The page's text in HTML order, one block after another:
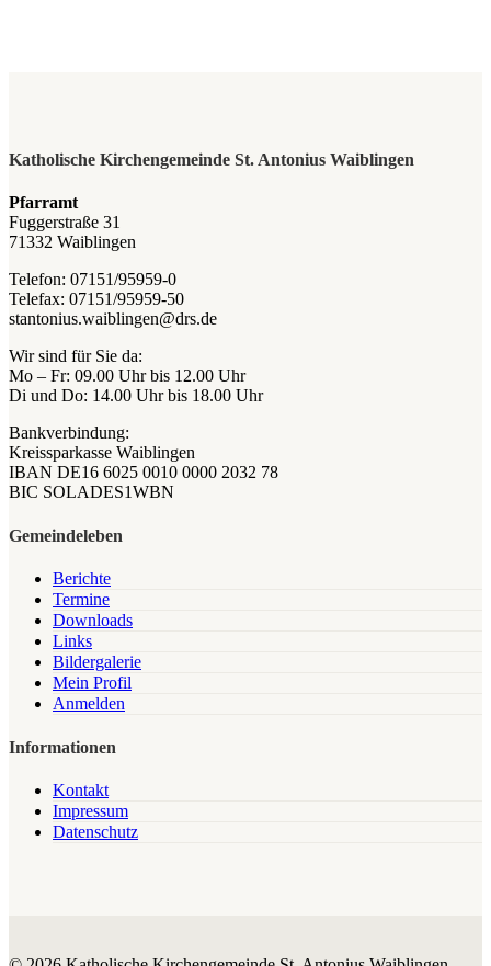
Katholische Kirchengemeinde St. Antonius Waiblingen
Pfarramt
Fuggerstraße 31
71332 Waiblingen
Telefon: 07151/95959-0
Telefax: 07151/95959-50
stantonius.waiblingen@drs.de
Wir sind für Sie da:
Mo – Fr: 09.00 Uhr bis 12.00 Uhr
Di und Do: 14.00 Uhr bis 18.00 Uhr
Bankverbindung:
Kreissparkasse Waiblingen
IBAN DE16 6025 0010 0000 2032 78
BIC SOLADES1WBN
Gemeindeleben
Berichte
Termine
Downloads
Links
Bildergalerie
Mein Profil
Anmelden
Informationen
Kontakt
Impressum
Datenschutz